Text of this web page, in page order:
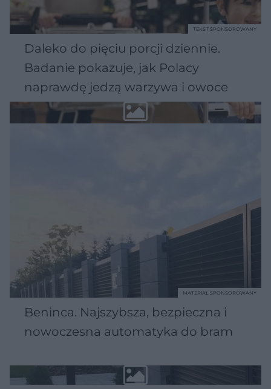
Daleko do pięciu porcji dziennie.
Badanie pokazuje, jak Polacy
naprawdę jedzą warzywa i owoce
TEKST SPONSOROWANY
Beninca. Najszybsza, bezpieczna i
nowoczesna automatyka do bram
MATERIAŁ SPONSOROWANY